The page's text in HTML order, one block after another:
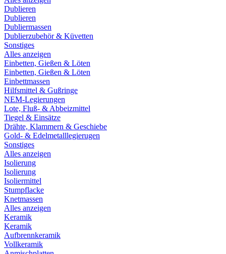
Dublieren
Dublieren
Dubliermassen
Dublierzubehör & Küvetten
Sonstiges
Alles anzeigen
Einbetten, Gießen & Löten
Einbetten, Gießen & Löten
Einbettmassen
Hilfsmittel & Gußringe
NEM-Legierungen
Lote, Fluß- & Abbeizmittel
Tiegel & Einsätze
Drähte, Klammern & Geschiebe
Gold- & Edelmetalllegierugen
Sonstiges
Alles anzeigen
Isolierung
Isolierung
Isoliermittel
Stumpflacke
Knetmassen
Alles anzeigen
Keramik
Keramik
Aufbrennkeramik
Vollkeramik